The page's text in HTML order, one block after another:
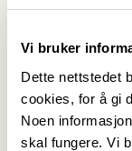
Vi bruker
Dette nettstedet
cookies, for å gi
Noen
skal fungere. Vi
KM 6/25
norske kyrkja,
KM 9/25
KM10/25